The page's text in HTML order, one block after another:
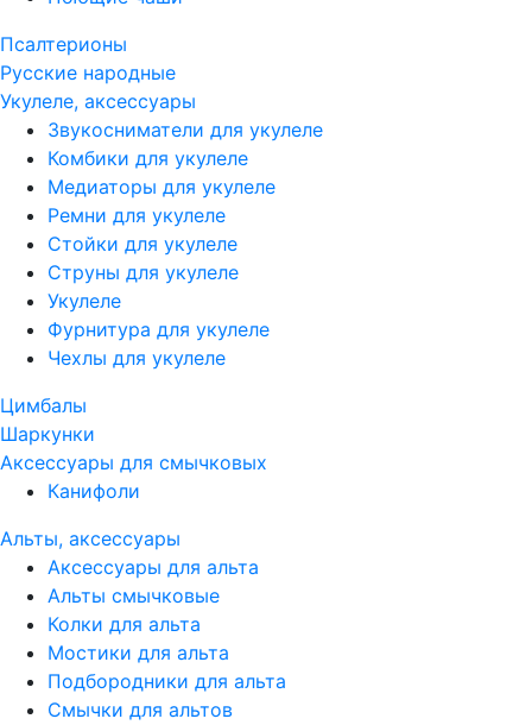
Псалтерионы
Русские народные
Укулеле, аксессуары
Звукосниматели для укулеле
Комбики для укулеле
Медиаторы для укулеле
Ремни для укулеле
Стойки для укулеле
Струны для укулеле
Укулеле
Фурнитура для укулеле
Чехлы для укулеле
Цимбалы
Шаркунки
Аксессуары для смычковых
Канифоли
Альты, аксессуары
Аксессуары для альта
Альты смычковые
Колки для альта
Мостики для альта
Подбородники для альта
Смычки для альтов